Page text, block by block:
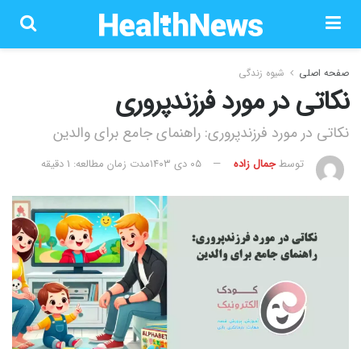
صفحه اصلی شیوه زندگی
نکاتی در مورد فرزندپروری
نکاتی در مورد فرزندپروری: راهنمای جامع برای والدین
توسطجمال زاده ۰۵ دی ۱۴۰۳ مدت زمان مطالعه: 1 دقیقه